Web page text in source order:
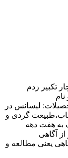
تکبیر زدم
لیسانس در
گردی و
به هفت دهه
آگاهی
یعنی مطالعه و